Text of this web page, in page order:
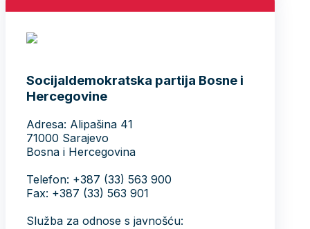
Socijaldemokratska partija Bosne i
Hercegovine
Adresa: Alipašina 41
71000 Sarajevo
Bosna i Hercegovina
Telefon: +387 (33) 563 900
Fax: +387 (33) 563 901
Služba za odnose s javnošću: